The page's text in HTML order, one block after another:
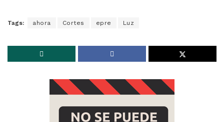
Tags: ahora Cortes epre Luz